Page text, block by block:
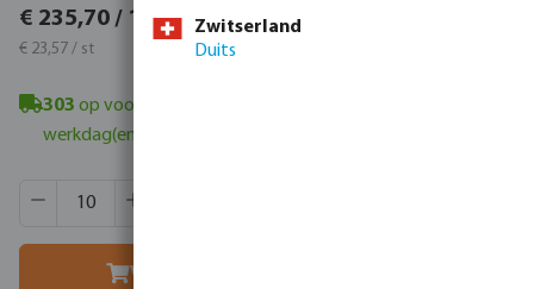
€ 235,70 / 10 st
€ 23,57 / st
€ 285,20 / 10 st
303 op voorraad in Veghel, NL
werkdag(en)
Producthoeveelheid: Voer de gewenste hoeveelheid in of
Voeg toe aan winkelmandje
Zwitserland
Duits